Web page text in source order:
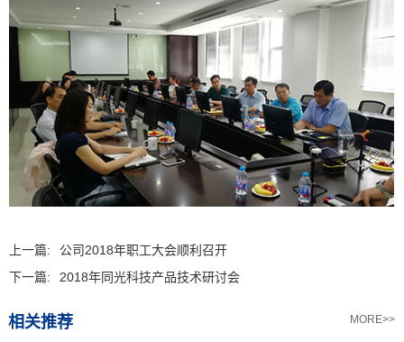
上一篇:
公司2018年职工大会顺利召开
下一篇:
2018年同光科技产品技术研讨会
相关推荐 MORE>>